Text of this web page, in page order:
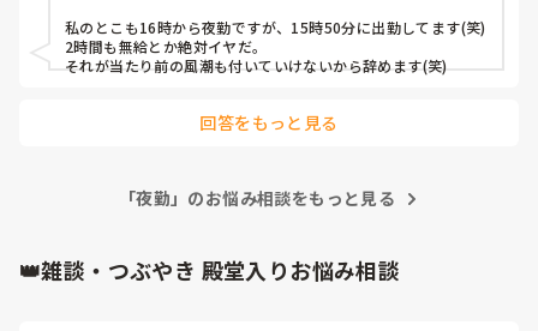
私のとこも16時から夜勤ですが、15時50分に出勤してます(笑)
2時間も無給とか絶対イヤだ。
それが当たり前の風潮も付いていけないから辞めます(笑)
回答をもっと見る
「夜勤」のお悩み相談をもっと見る
👑雑談・つぶやき 殿堂入りお悩み相談